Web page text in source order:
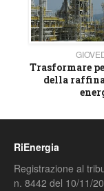
Trasformare
della
RiEnergia
Registrazione al
n. 8442 del 10/11/